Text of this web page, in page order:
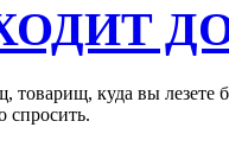
товарищ, куда вы лезете
спросить.